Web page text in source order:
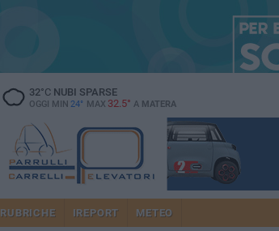
32°CNUBI SPARSE
OGGI MIN 24° MAX 32.5° A MATERA
RUBRICHE IREPORT METEO